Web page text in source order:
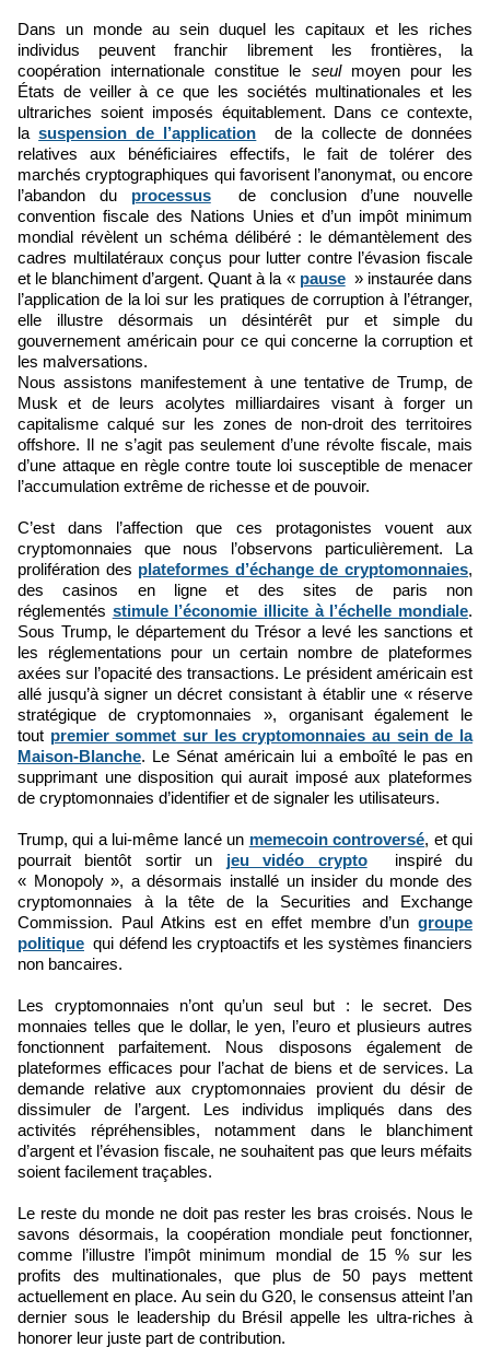
Dans un monde au sein duquel les capitaux et les riches
individus peuvent franchir librement les frontières, la
coopération internationale constitue le seulmoyen pour les
États de veiller à ce que les sociétés multinationales et les
ultrariches soient imposés équitablement. Dans ce contexte,
lasuspension de l’application de la collecte de données
relatives aux bénéficiaires effectifs, le fait de tolérer des
marchés cryptographiques qui favorisent l’anonymat, ou encore
l’abandon du processusde conclusion d’une nouvelle
convention fiscale des Nations Unies et d’un impôt minimum
mondial révèlent un schéma délibéré : le démantèlement des
cadres multilatéraux conçus pour lutter contre l’évasion fiscale
et le blanchiment d’argent. Quant à la « pause» instaurée dans
l’application de la loi sur les pratiques de corruption à l’étranger,
elle illustre désormais un désintérêt pur et simple du
gouvernement américain pour ce qui concerne la corruption et
les malversations.
Nous assistons manifestement à une tentative de Trump, de
Musk et de leurs acolytes milliardaires visant à forger un
capitalisme calqué sur les zones de non-droit des territoires
offshore. Il ne s’agit pas seulement d’une révolte fiscale, mais
d’une attaque en règle contre toute loi susceptible de menacer
l’accumulation extrême de richesse et de pouvoir.
C’est dans l’affection que ces protagonistes vouent aux
cryptomonnaies que nous l’observons particulièrement. La
prolifération des plateformes d’échange de cryptomonnaies,
des casinos en ligne et des sites de paris non
réglementés stimule l’économie illicite à l’échelle mondiale.
Sous Trump, le département du Trésor a levé les sanctions et
les réglementations pour un certain nombre de plateformes
axées sur l’opacité des transactions. Le président américain est
allé jusqu’à signer un décret consistant à établir une « réserve
stratégique de cryptomonnaies », organisant également le
tout premier sommet sur les cryptomonnaies au sein de la
Maison-Blanche. Le Sénat américain lui a emboîté le pas en
supprimant une disposition qui aurait imposé aux plateformes
de cryptomonnaies d’identifier et de signaler les utilisateurs.
Trump, qui a lui-même lancé un memecoin controversé, et qui
pourrait bientôt sortir un jeu vidéo cryptoinspiré du
« Monopoly », a désormais installé un insider du monde des
cryptomonnaies à la tête de la Securities and Exchange
Commission. Paul Atkins est en effet membre d’un groupe
politique qui défend les cryptoactifs et les systèmes financiers
non bancaires.
Les cryptomonnaies n’ont qu’un seul but : le secret. Des
monnaies telles que le dollar, le yen, l’euro et plusieurs autres
fonctionnent parfaitement. Nous disposons également de
plateformes efficaces pour l’achat de biens et de services. La
demande relative aux cryptomonnaies provient du désir de
dissimuler de l’argent. Les individus impliqués dans des
activités répréhensibles, notamment dans le blanchiment
d’argent et l’évasion fiscale, ne souhaitent pas que leurs méfaits
soient facilement traçables.
Le reste du monde ne doit pas rester les bras croisés. Nous le
savons désormais, la coopération mondiale peut fonctionner,
comme l’illustre l’impôt minimum mondial de 15 % sur les
profits des multinationales, que plus de 50 pays mettent
actuellement en place. Au sein du G20, le consensus atteint l’an
dernier sous le leadership du Brésil appelle les ultra-riches à
honorer leur juste part de contribution.